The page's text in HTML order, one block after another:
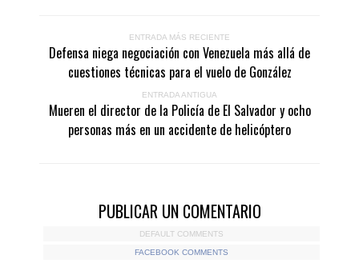
ENTRADA MÁS RECIENTE
Defensa niega negociación con Venezuela más allá de
cuestiones técnicas para el vuelo de González
ENTRADA ANTIGUA
Mueren el director de la Policía de El Salvador y ocho
personas más en un accidente de helicóptero
PUBLICAR UN COMENTARIO
DEFAULT COMMENTS
FACEBOOK COMMENTS